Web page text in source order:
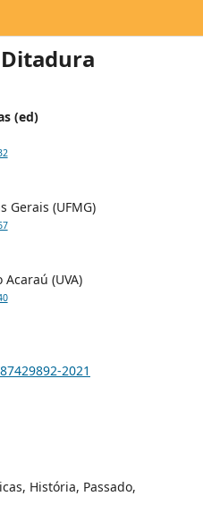
(ed)
Gerais (UFMG)
(UVA)
2021
História, Passado,